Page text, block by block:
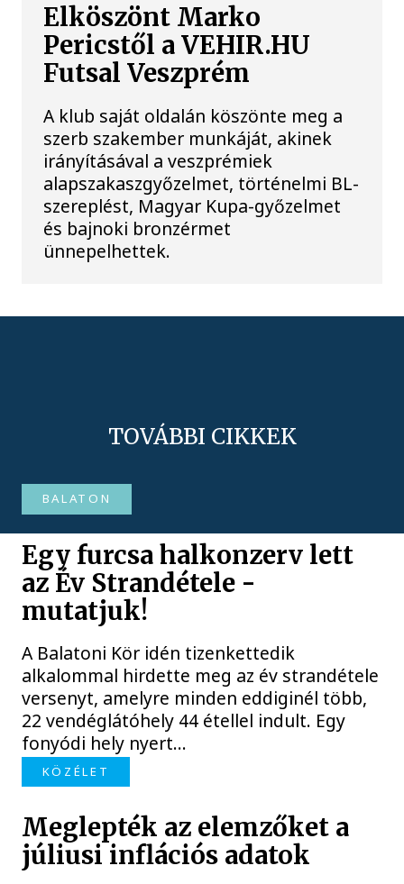
Elköszönt Marko
Pericstől a VEHIR.HU
Futsal Veszprém
A klub saját oldalán köszönte meg a
szerb szakember munkáját, akinek
irányításával a veszprémiek
alapszakaszgyőzelmet, történelmi BL-
szereplést, Magyar Kupa-győzelmet
és bajnoki bronzérmet
ünnepelhettek.
TOVÁBBI CIKKEK
BALATON
Egy furcsa halkonzerv lett
az Év Strandétele -
mutatjuk!
A Balatoni Kör idén tizenkettedik
alkalommal hirdette meg az év strandétele
versenyt, amelyre minden eddiginél több,
22 vendéglátóhely 44 étellel indult. Egy
fonyódi hely nyert...
KÖZÉLET
Meglepték az elemzőket a
júliusi inflációs adatok